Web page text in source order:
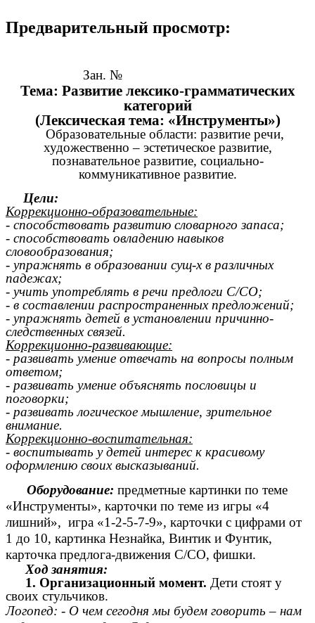
Предварительный просмотр:
Зан. №
Тема: Развитие лексико-грамматических
категорий
(Лексическая тема: «Инструменты»)
Образовательные области: развитие речи,
художественно – эстетическое развитие,
познавательное развитие, социально-
коммуникативное развитие.
Цели:
Коррекционно-образовательные:
- способствовать развитию словарного запаса;
- способствовать овладению навыков
словообразования;
- упражнять в образовании сущ-х в различных
падежах;
- учить употреблять в речи предлоги С/СО;
- в составлении распространенных предложений;
- упражнять детей в установлении причинно-
следственных связей.
Коррекционно-развивающие:
- развивать умение отвечать на вопросы полным
ответом;
- развивать умение объяснять пословицы и
поговорки;
- развивать логическое мышление, зрительное
внимание.
Коррекционно-воспитательная:
- воспитывать у детей интерес к красивому
оформлению своих высказываний.
Оборудование: предметные картинки по теме
«Инструменты», карточки по теме из игры «4
лишний», игра «1-2-5-7-9», карточки с цифрами от
1 до 10, картинка Незнайка, Винтик и Фунтик,
карточка предлога-движения С/СО, фишки.
Ход занятия:
1. Организационный момент.Дети стоят у
своих стульчиков.
Логопед: - О чем сегодня мы будем говорить – нам